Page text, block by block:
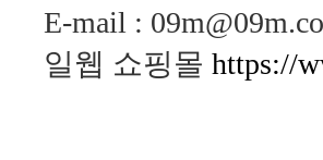
E-mail :
일웹 쇼핑몰 https://